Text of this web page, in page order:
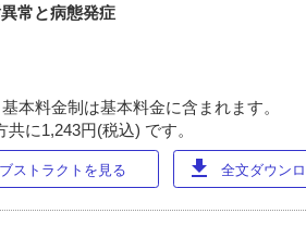
常と病態発症
本料金制は基本料金に含まれます。
に1,243円(税込) です。
ストラクトを見る download 全文ダウン